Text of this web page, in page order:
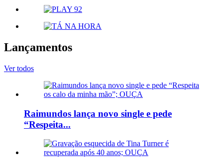
Lançamentos
Ver todos
Raimundos lança novo single e pede
“Respeita...